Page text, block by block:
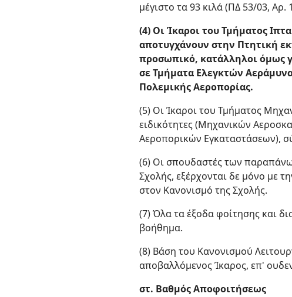
μέγιστο τα 93 κιλά (ΠΔ 53/03, Αρ.
(4) Οι Ίκαροι του Τμήματος
αποτυγχάνουν στην Πτητική
προσωπικό, κατάλληλοι όμως
σε Τμήματα Ελεγκτών
Πολεμικής Αεροπορίας.
(5) Οι Ίκαροι του Τμήματος
ειδικότητες (Μηχανικών
Αεροπορικών Εγκαταστάσεων),
(6) Οι σπουδαστές των
Σχολής, εξέρχονται δε μόνο με
στον Κανονισμό της Σχολής.
(7) Όλα τα έξοδα φοίτησης και
βοήθημα.
(8) Βάση του Κανονισμού
αποβαλλόμενος Ίκαρος, επ'
στ. Βαθμός Αποφοιτήσεως